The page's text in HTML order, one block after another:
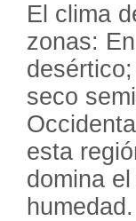
El clima
zonas:
seco
esta
domina
humedad.